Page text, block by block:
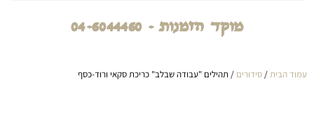
מוקד הזמנות - 04-6044460
עמוד הבית/ סידורים / תהילים "עבודה שבלב" כריכת סקאי ורוד-כסף